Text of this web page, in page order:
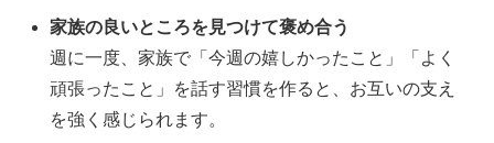
家族の良いところを見つけて褒め合う
週に一度、家族で「今週の嬉しかったこと」「よく
頑張ったこと」を話す習慣を作ると、お互いの支え
を強く感じられます。